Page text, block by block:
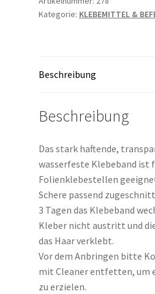
Kategorie: KLEBEMITTEL &
Beschreibung
Beschreibung
Das stark haftende,
wasserfeste Klebeband ist
Folienklebestellen
Schere passend
3 Tagen das Klebeband
Kleber nicht austritt und
das Haar verklebt.
Vor dem Anbringen bitte
mit Cleaner entfetten, um
zu erzielen.